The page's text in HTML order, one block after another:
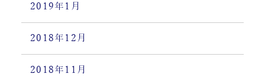
2019年1月
2018年12月
2018年11月